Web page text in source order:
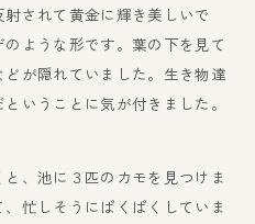
されて黄金に輝き美しいで
ような形です。葉の下を見て
が隠れていました。生き物達
いうことに気が付きました。
、池に３匹のカモを見つけま
忙しそうにぱくぱくしていま